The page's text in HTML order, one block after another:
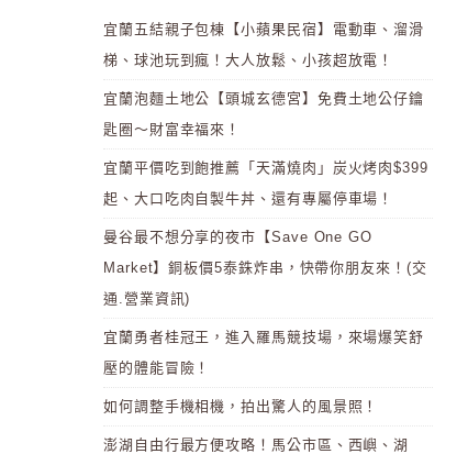
宜蘭五結親子包棟【小蘋果民宿】電動車、溜滑
梯、球池玩到瘋！大人放鬆、小孩超放電！
宜蘭泡麵土地公【頭城玄德宮】免費土地公仔鑰
匙圈～財富幸福來！
宜蘭平價吃到飽推薦「天滿燒肉」炭火烤肉$399
起、大口吃肉自製牛丼、還有專屬停車場！
曼谷最不想分享的夜市【Save One GO
Market】銅板價5泰銖炸串，快帶你朋友來！(交
通.營業資訊)
宜蘭勇者桂冠王，進入羅馬競技場，來場爆笑舒
壓的體能冒險！
如何調整手機相機，拍出驚人的風景照！
澎湖自由行最方便攻略！馬公市區、西嶼、湖